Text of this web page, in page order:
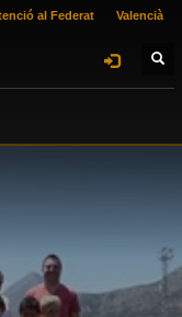
al Federat Valencià